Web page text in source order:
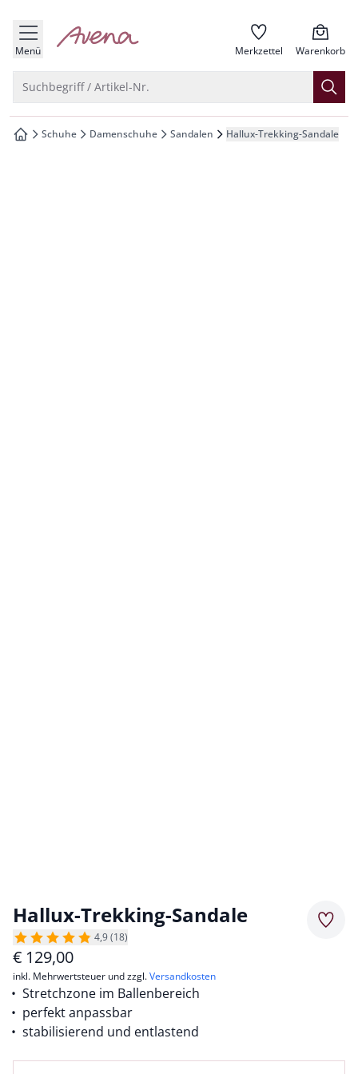
springen
springen
springen
springen
Menü zur Startseite Merkzettel Warenkorb
Suchbegriff / Artikel-Nr.
zur Startseite
Schuhe Damenschuhe Sandalen Hallux-Trekking-Sandale
Hallux-Trekking-Sandale
4,9 (18)
€ 129,00
inkl. Mehrwertsteuer und zzgl.Versandkosten
Stretchzone im Ballenbereich
perfekt anpassbar
stabilisierend und entlastend